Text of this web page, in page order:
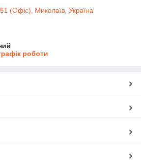
(Офіс), Миколаїв, Україна
роботи